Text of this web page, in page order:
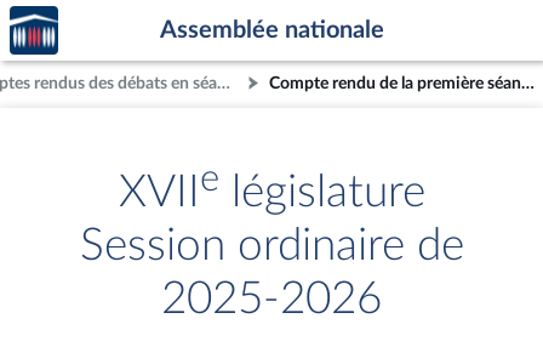
Aller au contenu
Aller en bas de la page
Accèder
à la
page
d'accueil
Assemblée nationale
Comptes rendus des débats en séance Compte rendu de la première séance du jeudi 07 mai 2026
XVII e
législature
Session ordinaire de
2025-2026